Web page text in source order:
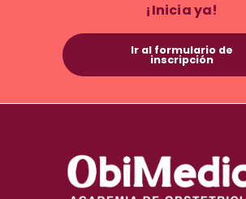
¡Inicia ya!
Ir al formulario de
inscripción